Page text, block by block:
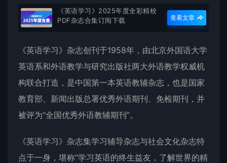
《英语学习》2025年度全彩精校
PDF杂志合集订阅下载
查看文章
《英语学习》杂志创刊于1958年，由北京外国语大学
英语系和外语教学与研究出版社两大外语教学权威机
构联合打造，是中国第一本英语教辅杂志，也是国家
教育部、新闻出版总署优秀外语期刊、免检期刊，并
被评为“全国优秀外语教辅期刊”。
《英语学习》杂志集学习辅导杂志与社会文化杂志特
点于一身，堪称“学习英语的终生益友，了解世界的精